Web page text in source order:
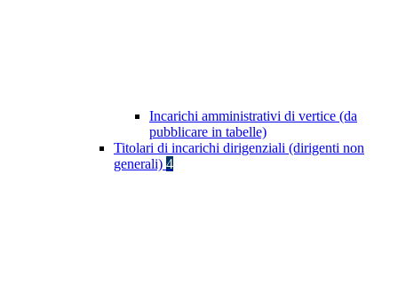
Incarichi amministrativi di vertice (da
pubblicare in tabelle)
Titolari di incarichi dirigenziali (dirigenti non
generali) 4